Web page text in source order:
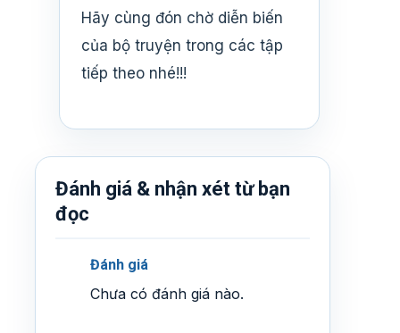
Hãy cùng đón chờ diễn biến
của bộ truyện trong các tập
tiếp theo nhé!!!
Đánh giá & nhận xét từ bạn
đọc
Đánh giá
Chưa có đánh giá nào.